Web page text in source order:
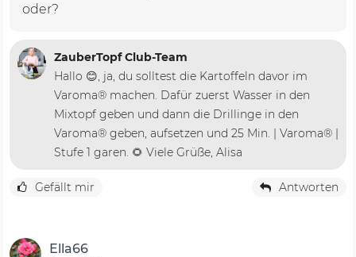
oder?
ZauberTopf Club-Team
Hallo 😊, ja, du solltest die Kartoffeln davor im
Varoma® machen. Dafür zuerst Wasser in den
Mixtopf geben und dann die Drillinge in den
Varoma® geben, aufsetzen und 25 Min. | Varoma® |
Stufe 1 garen. 🌻 Viele Grüße, Alisa
Gefällt mir Antworten
Ella66